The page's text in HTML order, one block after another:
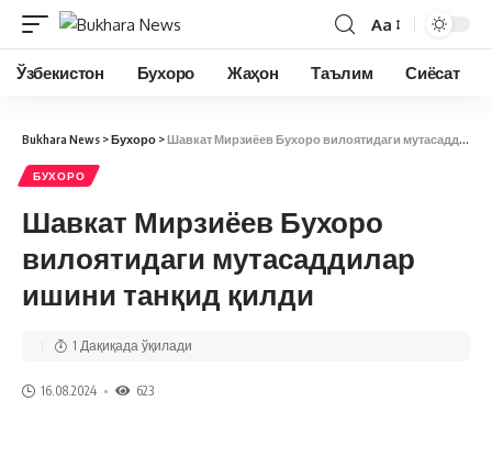
Aa
Ўзбекистон Бухоро Жаҳон Таълим Сиёсат
Bukhara News >Бухоро >Шавкат Мирзиёев Бухоро вилоятидаги мутасаддилар ишини танқид қилди
БУХОРО
Шавкат Мирзиёев Бухоро
вилоятидаги мутасаддилар
ишини танқид қилди
16.08.2024 623
1 Дақиқада ўқилади